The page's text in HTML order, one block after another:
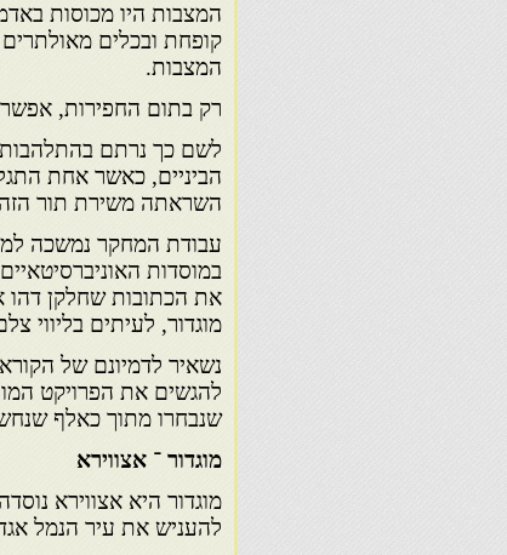
המצבות היו מכוסות
קופחת ובכלים
המצבות.
רק בתום החפירות,
לשם כך נרתם
הביניים, כאשר אחת
השראתה משירת תור
עבודת המחקר נמשכה
במוסדות
את הכתובות שחלקן דהו
מוגדור, לעיתים בליווי
נשאיר לדמיונם של
שנבחרו מתוך כאלף
מוגדור ־ אצווירא
להעניש את עיר הנמל